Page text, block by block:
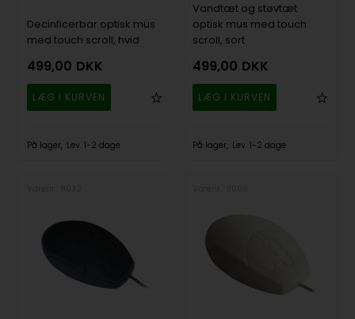
Decinficerbar optisk mus
med touch scroll, hvid
499,00 DKK
På lager Lev. 1-2 dage
Vandtæt og støvtæt
optisk mus med touch
scroll, sort
499,00 DKK
På lager Lev. 1-2 dage